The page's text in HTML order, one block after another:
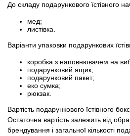
До складу подарункового їстівного
мед;
листівка.
Варіанти упаковки подарункових
коробка з наповнювачем на
подарунковий ящик;
подарунковий пакет;
еко сумка;
рюкзак.
Вартість подарункового їстівного
Остаточна вартість залежить від
брендування і загальної кількості